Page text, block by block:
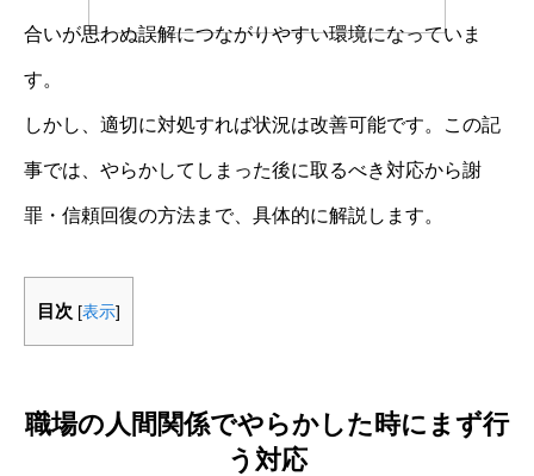
合いが思わぬ誤解につながりやすい環境になっていま
す。
しかし、適切に対処すれば状況は改善可能です。この記
事では、やらかしてしまった後に取るべき対応から謝
罪・信頼回復の方法まで、具体的に解説します。
目次 [表示]
職場の人間関係でやらかした時にまず行
う対応